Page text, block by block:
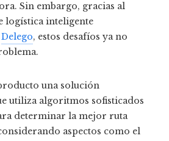
Sin embargo, gracias al
logística inteligente
Delego, estos desafíos ya no
una solución
utiliza algoritmos sofisticados
determinar la mejor ruta
aspectos como el